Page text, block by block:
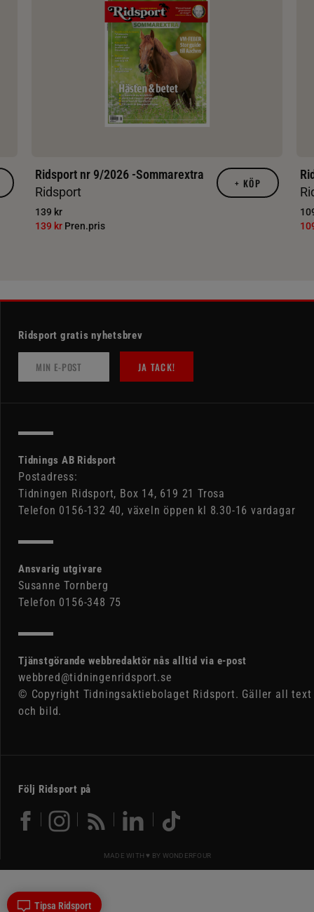
Ridsport nr 9/2026 -Sommarextra
Ridsport
139 kr
139 kr Pren.pris
+ KÖP
Tipsa Ridsport
Ridsport gratis nyhetsbrev
JA TACK!
Tidnings AB Ridsport
Postadress:
Tidningen Ridsport, Box 14, 619 21 Trosa
Telefon 0156-132 40, växeln öppen kl 8.30-16 vardagar
Ansvarig utgivare
Susanne Tornberg
Telefon 0156-348 75
Tjänstgörande webbredaktör nås alltid via e-post
webbred@tidningenridsport.se
© Copyright Tidningsaktiebolaget Ridsport. Gäller all text
och bild.
Följ Ridsport på
MADE WITH ♥ BY WONDERFOUR